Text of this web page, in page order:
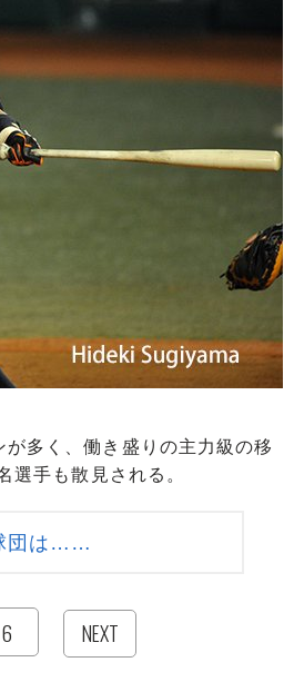
多く、働き盛りの主力級の移
手も散見される。
団は……
6 NEXT